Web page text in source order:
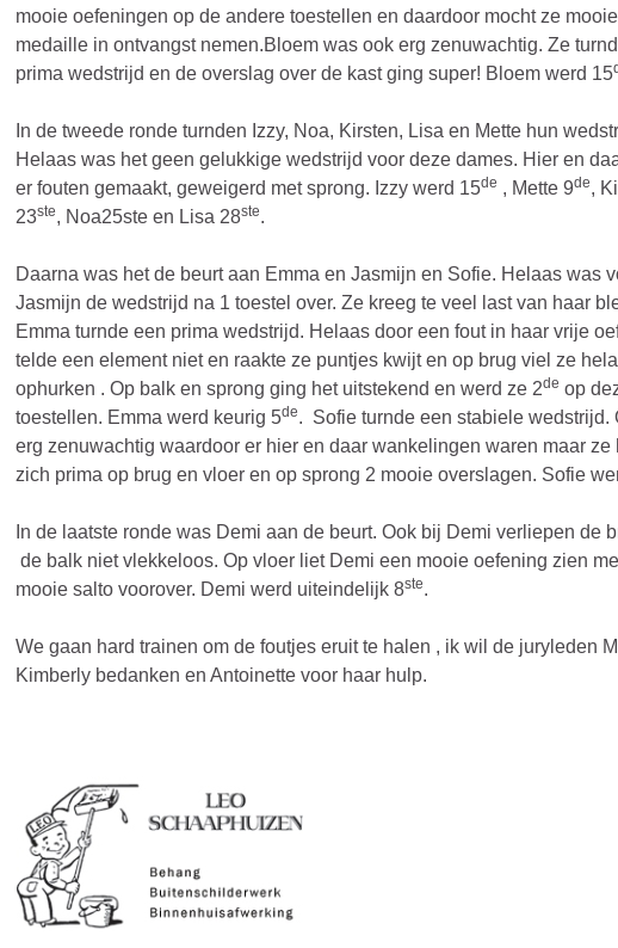
mooie oefeningen op de andere toestellen en daardoor mocht ze
medaille in ontvangst nemen.Bloem was ook erg zenuwachtig. Ze
prima wedstrijd en de overslag over de kast ging super! Bloem werd 15
In de tweede ronde turnden Izzy, Noa, Kirsten, Lisa en Mette hun
Helaas was het geen gelukkige wedstrijd voor deze dames. Hier en
er fouten gemaakt, geweigerd met sprong. Izzy werd 15de , Mette 9de,
23ste, Noa25ste en Lisa 28ste.
Daarna was het de beurt aan Emma en Jasmijn en Sofie. Helaas was
Jasmijn de wedstrijd na 1 toestel over. Ze kreeg te veel last van haar
Emma turnde een prima wedstrijd. Helaas door een fout in haar vrije
telde een element niet en raakte ze puntjes kwijt en op brug viel ze
ophurken . Op balk en sprong ging het uitstekend en werd ze 2de op
toestellen. Emma werd keurig 5de. Sofie turnde een stabiele wedstrijd.
erg zenuwachtig waardoor er hier en daar wankelingen waren maar ze
zich prima op brug en vloer en op sprong 2 mooie overslagen. Sofie
In de laatste ronde was Demi aan de beurt. Ook bij Demi verliepen de
de balk niet vlekkeloos. Op vloer liet Demi een mooie oefening zien
mooie salto voorover. Demi werd uiteindelijk 8ste.
We gaan hard trainen om de foutjes eruit te halen , ik wil de juryleden
Kimberly bedanken en Antoinette voor haar hulp.